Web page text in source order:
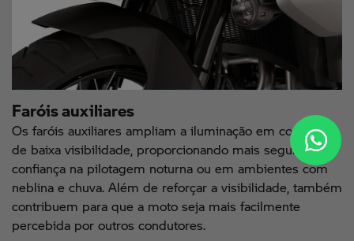
Faróis auxiliares
Os faróis auxiliares ampliam a iluminação em condições
de baixa visibilidade, proporcionando mais segurança e
confiança na pilotagem noturna ou em ambientes com
neblina e chuva. Além de reforçar a visibilidade, também
contribuem para que a moto seja mais facilmente
percebida por outros condutores.